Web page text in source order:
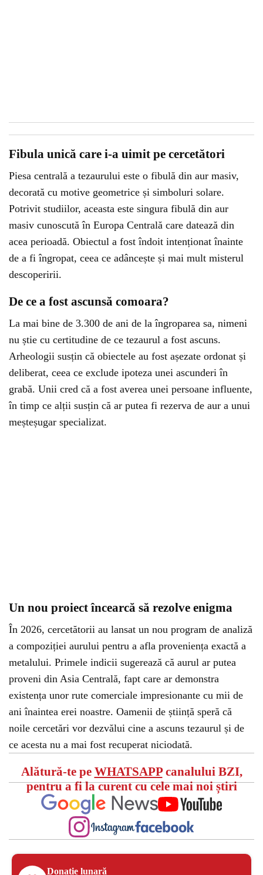
Fibula unică care i-a uimit pe cercetători
Piesa centrală a tezaurului este o fibulă din aur masiv,
decorată cu motive geometrice și simboluri solare.
Potrivit studiilor, aceasta este singura fibulă din aur
masiv cunoscută în Europa Centrală care datează din
acea perioadă. Obiectul a fost îndoit intenționat înainte
de a fi îngropat, ceea ce adâncește și mai mult misterul
descoperirii.
De ce a fost ascunsă comoara?
La mai bine de 3.300 de ani de la îngroparea sa, nimeni
nu știe cu certitudine de ce tezaurul a fost ascuns.
Arheologii susțin că obiectele au fost așezate ordonat și
deliberat, ceea ce exclude ipoteza unei ascunderi în
grabă. Unii cred că a fost averea unei persoane influente,
în timp ce alții susțin că ar putea fi rezerva de aur a unui
meșteșugar specializat.
Un nou proiect încearcă să rezolve enigma
În 2026, cercetătorii au lansat un nou program de analiză
a compoziției aurului pentru a afla proveniența exactă a
metalului. Primele indicii sugerează că aurul ar putea
proveni din Asia Centrală, fapt care ar demonstra
existența unor rute comerciale impresionante cu mii de
ani înaintea erei noastre. Oamenii de știință speră că
noile cercetări vor dezvălui cine a ascuns tezaurul și de
ce acesta nu a mai fost recuperat niciodată.
Alătură-te pe WHATSAPPcanalului BZI,
pentru a fi la curent cu cele mai noi știri
Donație lunară